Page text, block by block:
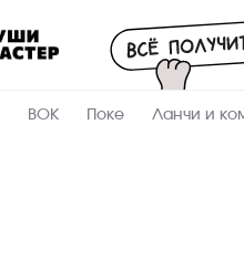
ВОК Поке Ланчи и